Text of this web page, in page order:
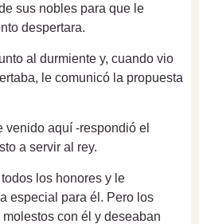
sus nobles para que le
despertara.
al durmiente y, cuando vio
le comunicó la propuesta
venido aquí -respondió el
a servir al rey.
los honores y le
especial para él. Pero los
con él y deseaban